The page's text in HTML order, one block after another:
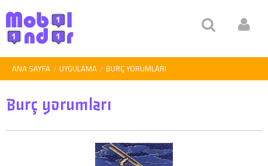
ANA SAYFA UYGULAMA BURÇ YORUMLARI
Burç yorumları